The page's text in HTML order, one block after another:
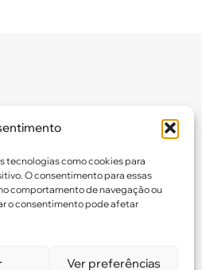
tecnologias como cookies para
O consentimento para essas
comportamento de navegação ou
o consentimento pode afetar
Ver preferências
Eleitoral